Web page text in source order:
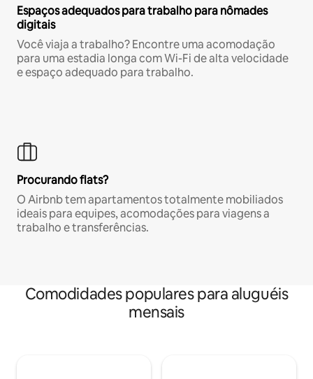
Espaços adequados para trabalho para nômades
digitais
Você viaja a trabalho? Encontre uma acomodação
para uma estadia longa com Wi-Fi de alta velocidade
e espaço adequado para trabalho.
Procurando flats?
O Airbnb tem apartamentos totalmente mobiliados
ideais para equipes, acomodações para viagens a
trabalho e transferências.
Comodidades populares para aluguéis
mensais